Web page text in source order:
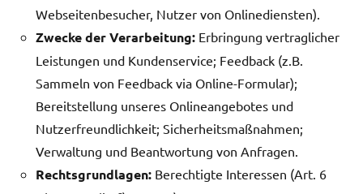
Webseitenbesucher, Nutzer von Onlinediensten).
Zwecke der Verarbeitung: Erbringung vertraglicher
Leistungen und Kundenservice; Feedback (z.B.
Sammeln von Feedback via Online-Formular);
Bereitstellung unseres Onlineangebotes und
Nutzerfreundlichkeit; Sicherheitsmaßnahmen;
Verwaltung und Beantwortung von Anfragen.
Rechtsgrundlagen: Berechtigte Interessen (Art. 6